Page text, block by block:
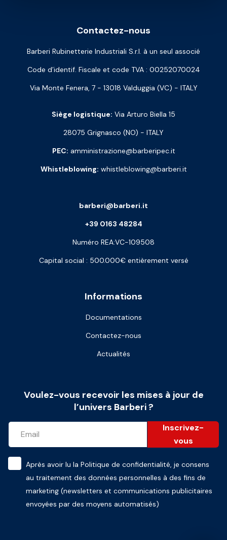
Contactez-nous
Barberi Rubinetterie Industriali S.r.l. à un seul associé
Code d’identif. Fiscale et code TVA : 00252070024
Via Monte Fenera, 7 - 13018 Valduggia (VC) - ITALY
Siège logistique: Via Arturo Biella 15
28075 Grignasco (NO) - ITALY
PEC: amministrazione@barberipec.it
Whistleblowing: whistleblowing@barberi.it
Informations
Documentations
Contactez-nous
Actualités
barberi@barberi.it
+39 0163 48284
Numéro REA:VC-109508
Capital social : 500.000€ entièrement versé
Voulez-vous recevoir les mises à jour de
l’univers Barberi ?
Inscrivez-
vous
Après avoir lu la Politique de confidentialité, je consens
au traitement des données personnelles à des fins de
marketing (newsletters et communications publicitaires
envoyées par des moyens automatisés)